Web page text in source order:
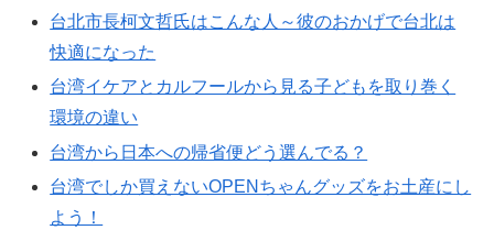
台北市長柯文哲氏はこんな人～彼のおかげで台北は
快適になった
台湾イケアとカルフールから見る子どもを取り巻く
環境の違い
台湾から日本への帰省便どう選んでる？
台湾でしか買えないOPENちゃんグッズをお土産にし
よう！